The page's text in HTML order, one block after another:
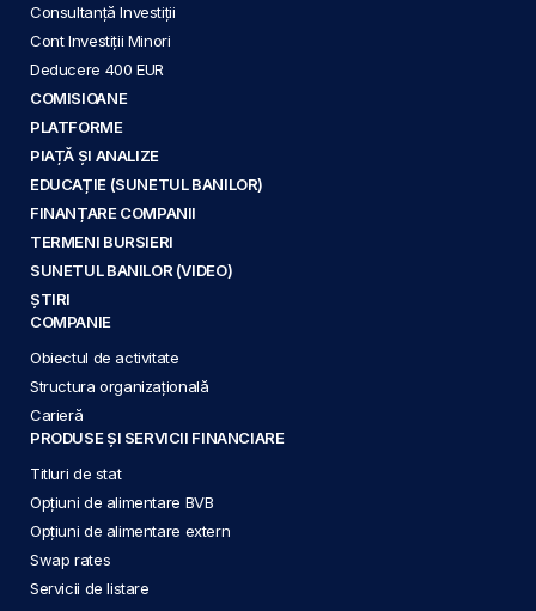
Consultanță Investiții
Cont Investiții Minori
Deducere 400 EUR
COMISIOANE
PLATFORME
PIAȚĂ ȘI ANALIZE
EDUCAȚIE (SUNETUL BANILOR)
FINANȚARE COMPANII
TERMENI BURSIERI
SUNETUL BANILOR (VIDEO)
ȘTIRI
COMPANIE
Obiectul de activitate
Structura organizațională
Carieră
PRODUSE ȘI SERVICII FINANCIARE
Titluri de stat
Opțiuni de alimentare BVB
Opțiuni de alimentare extern
Swap rates
Servicii de listare